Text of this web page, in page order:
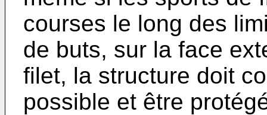
courses le long des
de buts, sur la face
filet, la structure doit
possible et être